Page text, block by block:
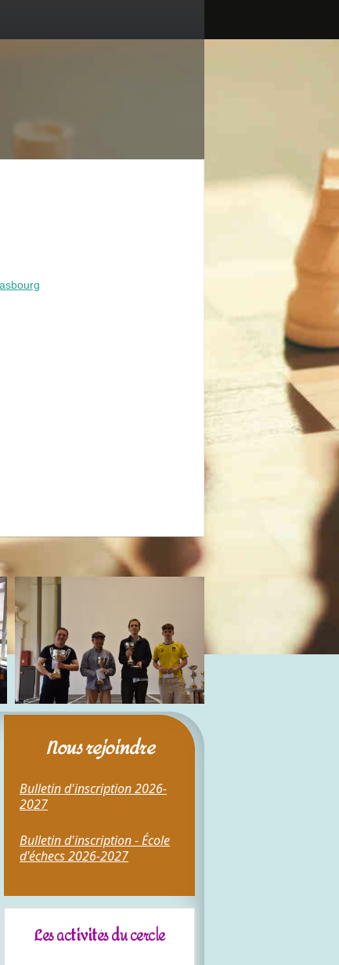
Nous rejoindre
Bulletin d'inscription 2026-
2027
Bulletin d'inscription - École
d'échecs 2026-2027
Les activités du cercle